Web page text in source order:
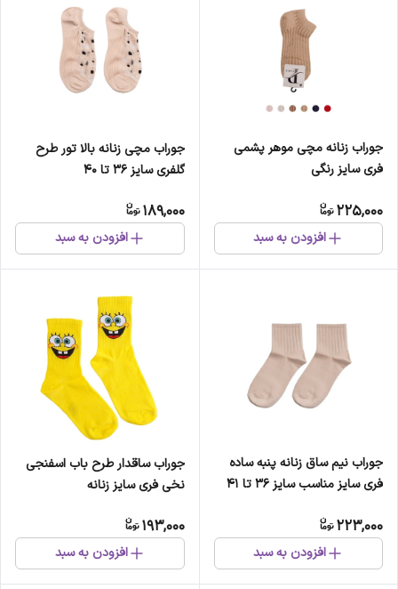
جوراب زنانه مچی موهر پشمی
فری سایز رنگی
225,000
افزودن به سبد
جوراب مچی زنانه بالا تور طرح
گلفری سایز 36 تا 40
189,000
افزودن به سبد
جوراب نیم ساق زنانه پنبه ساده
فری سایز مناسب سایز 36 تا 41
223,000
افزودن به سبد
جوراب ساقدار طرح باب اسفنجی
نخی فری سایز زنانه
193,000
افزودن به سبد